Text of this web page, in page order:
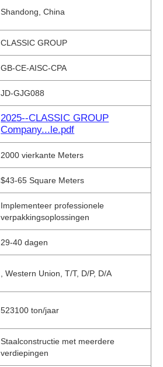
Shandong, China
CLASSIC GROUP
GB-CE-AISC-CPA
JD-GJG088
2025--CLASSIC GROUP
Company...le.pdf
2000 vierkante Meters
$43-65 Square Meters
Implementeer professionele
verpakkingsoplossingen
29-40 dagen
, Western Union, T/T, D/P, D/A
523100 ton/jaar
Staalconstructie met meerdere
verdiepingen